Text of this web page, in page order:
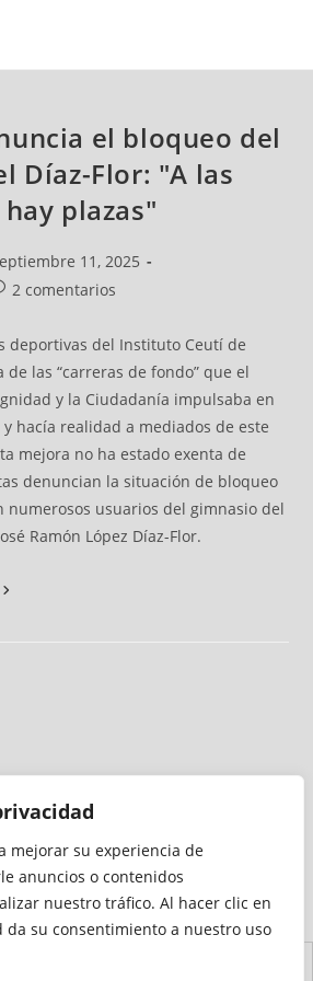
mejorar su experiencia de
anuncios o contenidos
nuestro tráfico. Al hacer clic en
da su consentimiento a nuestro uso
el bloqueo del
Díaz-Flor: "A las
plazas"
11, 2025
2 comentarios
deportivas del Instituto Ceutí de
las “carreras de fondo” que el
y la Ciudadanía impulsaba en
hacía realidad a mediados de este
mejora no ha estado exenta de
denuncian la situación de bloqueo
numerosos usuarios del gimnasio del
Ramón López Díaz-Flor.
por